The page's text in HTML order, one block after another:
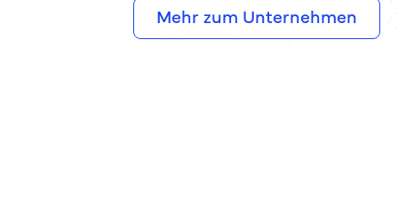
Mehr zum Unternehmen